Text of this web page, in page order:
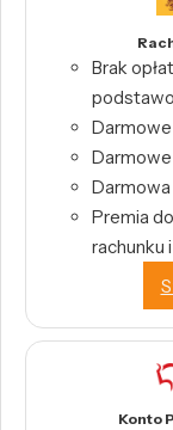
Brak
Premia
rachunku
Konto